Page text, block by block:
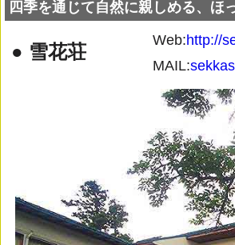
四季を通じて自然に親しめる、ほ
● 雪花荘
Web:http://
MAIL: